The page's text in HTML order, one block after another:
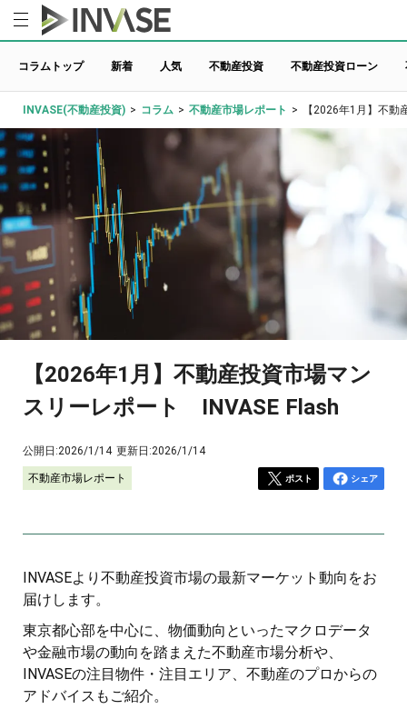
コラムトップ 新着 人気 不動産投資 不動産投資ローン
INVASE(不動産投資) > コラム > 不動産市場レポート > 【2026年1月】不
【2026年1月】不動産投資市場マン
スリーレポート INVASE Flash
公開日:2026/1/14 更新日:2026/1/14
不動産市場レポート ポスト シェア
INVASEより不動産投資市場の最新マーケット動向をお
届けします。
東京都心部を中心に、物価動向といったマクロデータ
や金融市場の動向を踏まえた不動産市場分析や、
INVASEの注目物件・注目エリア、不動産のプロからの
アドバイスもご紹介。